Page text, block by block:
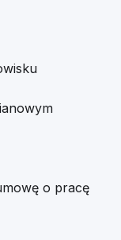
o pracę